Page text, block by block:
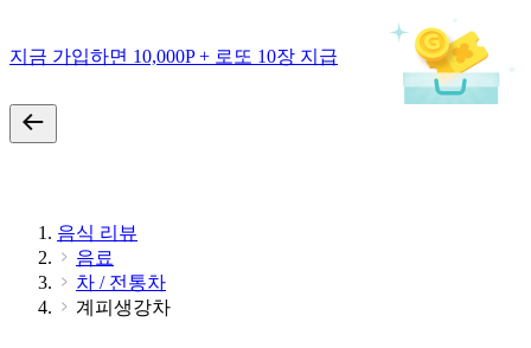
지금 가입하면 10,000P + 로또 10장 지급
음식 리뷰
음료
차 / 전통차
계피생강차